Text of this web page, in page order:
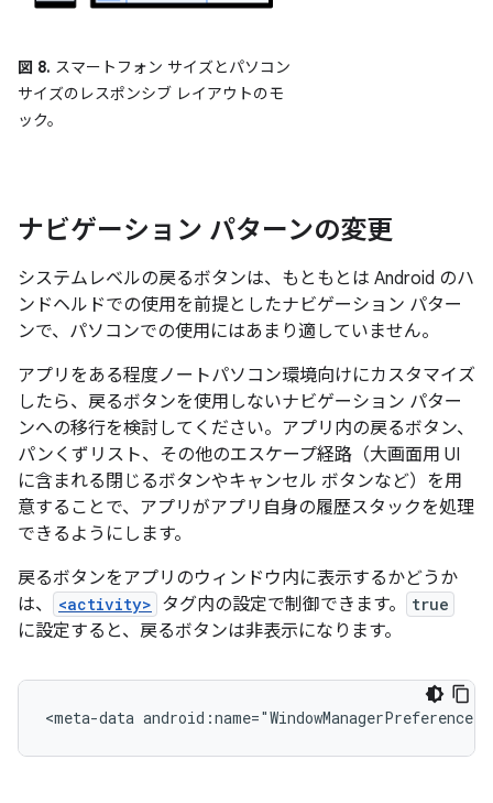
図 8. スマートフォン サイズとパソコン
サイズのレスポンシブ レイアウトのモ
ック。
ナビゲーション パターンの変更
システムレベルの戻るボタンは、もともとは Android のハ
ンドヘルドでの使用を前提としたナビゲーション パター
ンで、パソコンでの使用にはあまり適していません。
アプリをある程度ノートパソコン環境向けにカスタマイズ
したら、戻るボタンを使用しないナビゲーション パター
ンへの移行を検討してください。アプリ内の戻るボタン、
パンくずリスト、その他のエスケープ経路（大画面用 UI
に含まれる閉じるボタンやキャンセル ボタンなど）を用
意することで、アプリがアプリ自身の履歴スタックを処理
できるようにします。
戻るボタンをアプリのウィンドウ内に表示するかどうか
は、
<activity> タグ内の設定で制御できます。 true
に設定すると、戻るボタンは非表示になります。
<meta-data